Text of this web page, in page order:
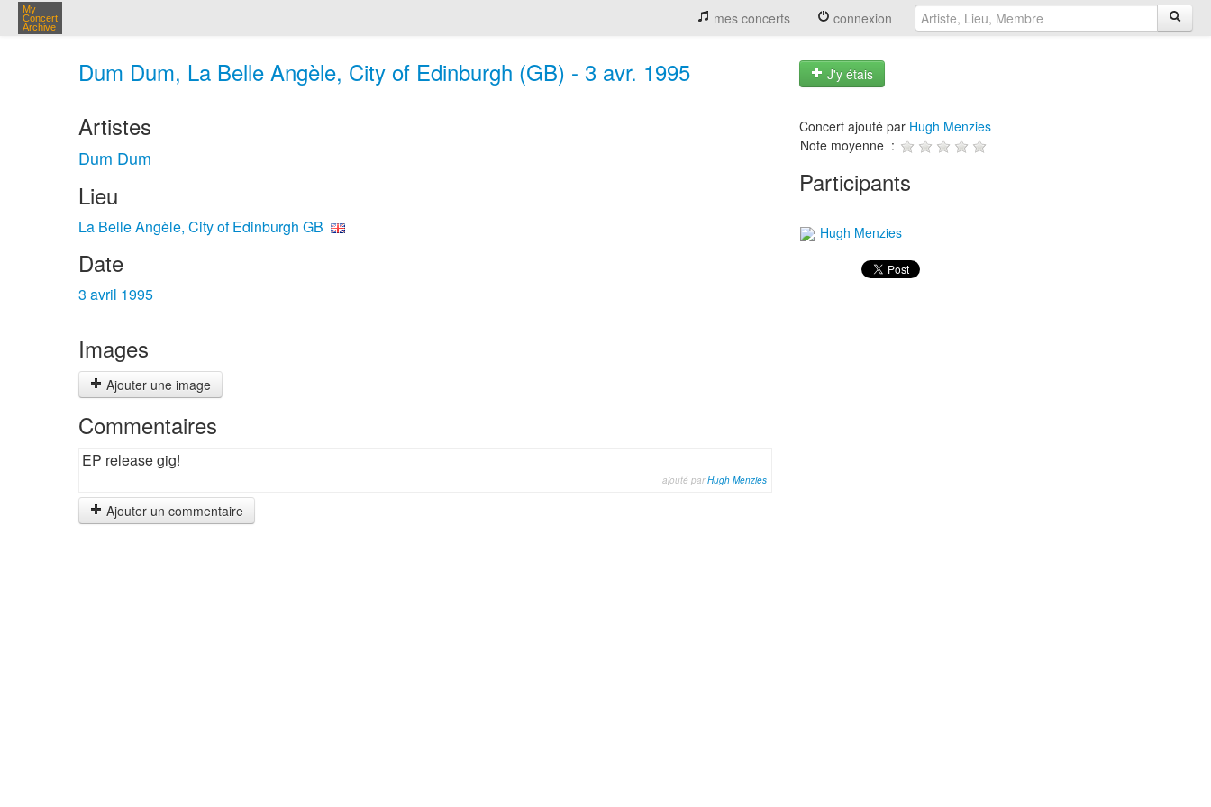
My
Concert
Archive
mes concerts connexion
Dum Dum, La Belle Angèle, City of Edinburgh (GB) - 3 avr. 1995 J'y étais
Artistes
Dum Dum
Lieu
La Belle Angèle, City of Edinburgh GB
Date
3 avril 1995
Images
Ajouter une image
Commentaires
EP release gig!
ajouté parHugh Menzies
Ajouter un commentaire
Concert ajouté par Hugh Menzies
Note moyenne :
Participants
Hugh Menzies